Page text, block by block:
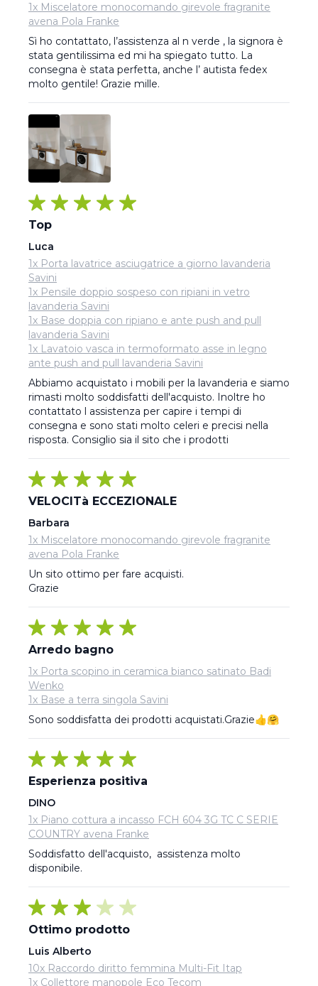
1x Miscelatore monocomando girevole fragranite
avena Pola Franke
Sì ho contattato, l’assistenza al n verde , la signora è
stata gentilissima ed mi ha spiegato tutto. La
consegna è stata perfetta, anche l’ autista fedex
molto gentile! Grazie mille.
Top
Luca
1x Porta lavatrice asciugatrice a giorno lavanderia
Savini
1x Pensile doppio sospeso con ripiani in vetro
lavanderia Savini
1x Base doppia con ripiano e ante push and pull
lavanderia Savini
1x Lavatoio vasca in termoformato asse in legno
ante push and pull lavanderia Savini
Abbiamo acquistato i mobili per la lavanderia e siamo
rimasti molto soddisfatti dell'acquisto. Inoltre ho
contattato l assistenza per capire i tempi di
consegna e sono stati molto celeri e precisi nella
risposta. Consiglio sia il sito che i prodotti
VELOCITà ECCEZIONALE
Barbara
1x Miscelatore monocomando girevole fragranite
avena Pola Franke
Un sito ottimo per fare acquisti.
Grazie
Arredo bagno
1x Porta scopino in ceramica bianco satinato Badi
Wenko
1x Base a terra singola Savini
Sono soddisfatta dei prodotti acquistati.Grazie👍🤗
Esperienza positiva
DINO
1x Piano cottura a incasso FCH 604 3G TC C SERIE
COUNTRY avena Franke
Soddisfatto dell'acquisto,  assistenza molto
disponibile.
Ottimo prodotto
Luis Alberto
10x Raccordo diritto femmina Multi-Fit Itap
1x Collettore manopole Eco Tecom